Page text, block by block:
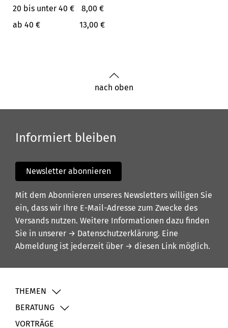
20 bis unter 40 €
8,00 €
ab 40 €
13,00 €
nach oben
Informiert bleiben
Newsletter abonnieren
Mit dem Abonnieren unseres Newsletters willigen Sie
ein, dass wir Ihre E-Mail-Adresse zum Zwecke des
Versands nutzen. Weitere Informationen dazu finden
Sie in unserer → Datenschutzerklärung. Eine
Abmeldung ist jederzeit über → diesen Link möglich.
THEMEN
BERATUNG
VORTRÄGE